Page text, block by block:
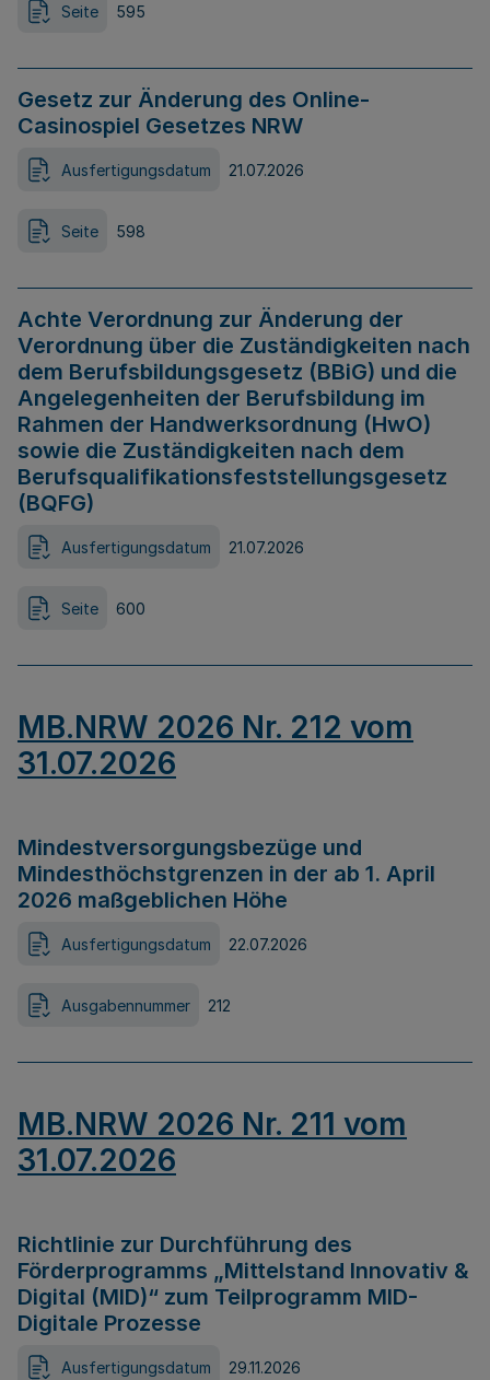
Seite 595
Gesetz zur Änderung des Online-
Casinospiel Gesetzes NRW
Ausfertigungsdatum 21.07.2026
Seite 598
Achte Verordnung zur Änderung der
Verordnung über die Zuständigkeiten nach
dem Berufsbildungsgesetz (BBiG) und die
Angelegenheiten der Berufsbildung im
Rahmen der Handwerksordnung (HwO)
sowie die Zuständigkeiten nach dem
Berufsqualifikationsfeststellungsgesetz
(BQFG)
Ausfertigungsdatum 21.07.2026
Seite 600
MB.NRW 2026 Nr. 212 vom
31.07.2026
Mindestversorgungsbezüge und
Mindesthöchstgrenzen in der ab 1. April
2026 maßgeblichen Höhe
Ausfertigungsdatum 22.07.2026
Ausgabennummer 212
MB.NRW 2026 Nr. 211 vom
31.07.2026
Richtlinie zur Durchführung des
Förderprogramms „Mittelstand Innovativ &
Digital (MID)“ zum Teilprogramm MID-
Digitale Prozesse
Ausfertigungsdatum 29.11.2026